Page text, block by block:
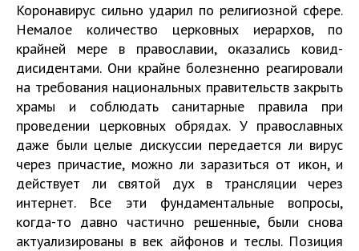
Коронавирус сильно ударил по религиозной сфере.
Немалое количество церковных иерархов, по
крайней мере в православии, оказались ковид-
дисидентами. Они крайне болезненно реагировали
на требования национальных правительств закрыть
храмы и соблюдать санитарные правила при
проведении церковных обрядах. У православных
даже были целые дискуссии передается ли вирус
через причастие, можно ли заразиться от икон, и
действует ли святой дух в трансляции через
интернет. Все эти фундаментальные вопросы,
когда-то давно частично решенные, были снова
актуализированы в век айфонов и теслы. Позиция